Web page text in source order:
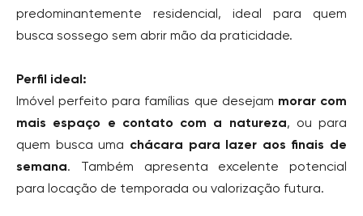
predominantemente residencial, ideal para quem
busca sossego sem abrir mão da praticidade.
Perfil ideal:
Imóvel perfeito para famílias que desejam morar com
mais espaço e contato com a natureza, ou para
quem busca uma chácara para lazer aos finais de
semana. Também apresenta excelente potencial
para locação de temporada ou valorização futura.